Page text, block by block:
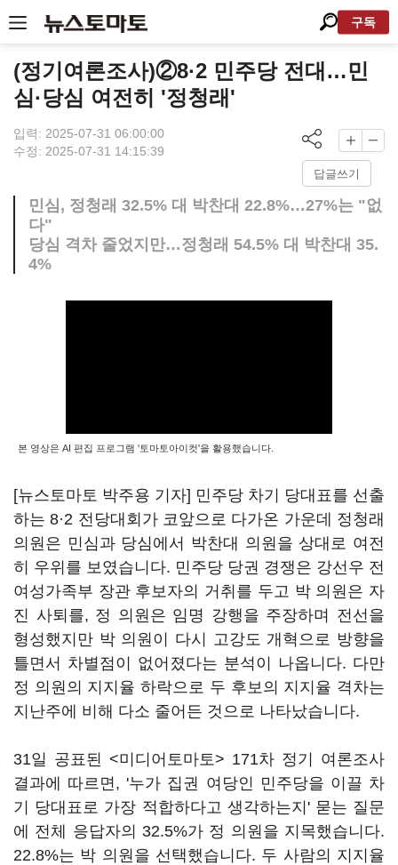
구독
(정기여론조사)②8·2 민주당 전대…민
심·당심 여전히 '정청래'
입력: 2025-07-31 06:00:00
수정: 2025-07-31 14:15:39
답글쓰기
민심, 정청래 32.5% 대 박찬대 22.8%…27%는 "없
다"
당심 격차 줄었지만…정청래 54.5% 대 박찬대 35.
4%
본 영상은 AI 편집 프로그램 '토마토아이컷'을 활용했습니다.
[뉴스토마토 박주용 기자] 민주당 차기 당대표를 선출
하는 8·2 전당대회가 코앞으로 다가온 가운데 정청래
의원은 민심과 당심에서 박찬대 의원을 상대로 여전
히 우위를 보였습니다. 민주당 당권 경쟁은 강선우 전
여성가족부 장관 후보자의 거취를 두고 박 의원은 자
진 사퇴를, 정 의원은 임명 강행을 주장하며 전선을
형성했지만 박 의원이 다시 고강도 개혁으로 방향을
틀면서 차별점이 없어졌다는 분석이 나옵니다. 다만
정 의원의 지지율 하락으로 두 후보의 지지율 격차는
지난주에 비해 다소 줄어든 것으로 나타났습니다.
31일 공표된 <미디어토마토> 171차 정기 여론조사
결과에 따르면, '누가 집권 여당인 민주당을 이끌 차
기 당대표로 가장 적합하다고 생각하는지' 묻는 질문
에 전체 응답자의 32.5%가 정 의원을 지목했습니다.
22.8%는 박 의원을 선택했습니다. 두 사람의 지지율